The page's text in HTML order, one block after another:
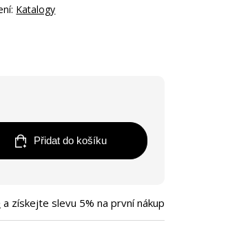
Katalogy
Přidat do košíku
a získejte slevu 5% na první nákup